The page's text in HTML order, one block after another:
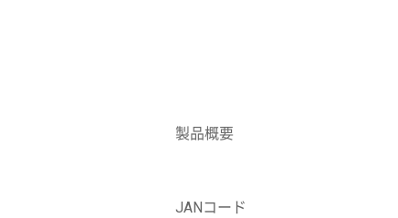
製品概要
JANコード